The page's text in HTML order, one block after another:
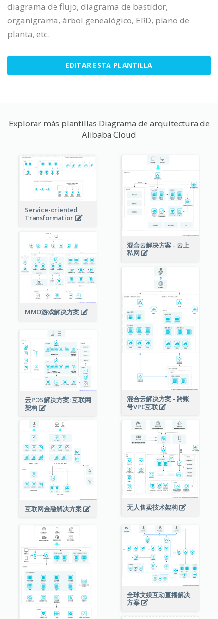
diagrama de flujo, diagrama de bastidor,
organigrama, árbol genealógico, ERD, plano de
planta, etc.
EDITAR ESTA PLANTILLA
Explorar más plantillas Diagrama de arquitectura de
Alibaba Cloud
Service-oriented
Transformation
混合云解决方案 - 云上
私网
MMO游戏解决方案
混合云解决方案 - 跨账
号VPC互联
云POS解决方案: 互联网
架构
互联网金融解决方案 无人售卖技术架构
全球文娱互动直播解决
方案